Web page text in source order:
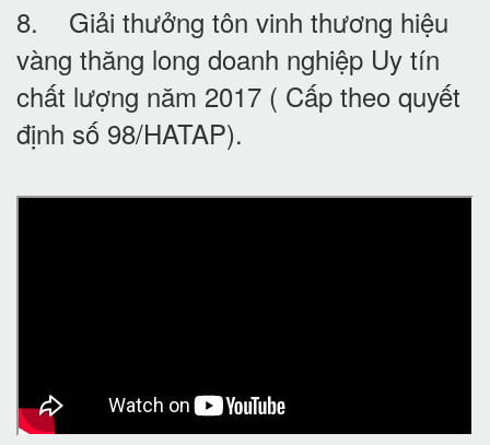
8. Giải thưởng tôn vinh thương hiệu
vàng thăng long doanh nghiệp Uy tín
chất lượng năm 2017 ( Cấp theo quyết
định số 98/HATAP).